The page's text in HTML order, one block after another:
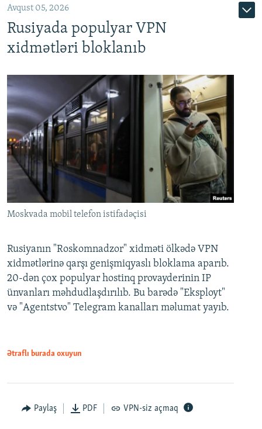
Avqust 05, 2026
Rusiyada populyar VPN
xidmətləri bloklanıb
Moskvada mobil telefon istifadəçisi
Rusiyanın "Roskomnadzor" xidməti ölkədə VPN
xidmətlərinə qarşı genişmiqyaslı bloklama aparıb.
20-dən çox populyar hostinq provayderinin IP
ünvanları məhdudlaşdırılıb. Bu barədə "Eksployt"
və "Agentstvo" Telegram kanalları məlumat yayıb.
Ətraflı burada oxuyun
Paylaş PDF VPN-siz açmaq